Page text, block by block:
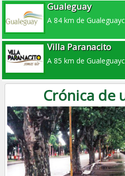
Gualeguay
A 84 km de
Villa Paranacito
A 85 km de
Crónica de